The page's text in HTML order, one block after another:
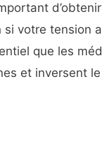
votre tension
que les
et inversent